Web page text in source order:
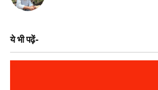
ये भी पढ़ें-